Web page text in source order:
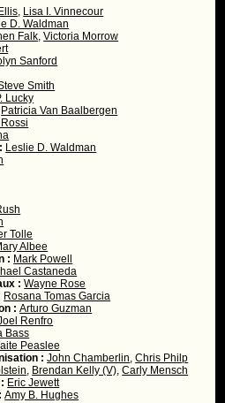
, Lisa I. Vinnecour
D. Waldman
Falk,Victoria Morrow
Sanford
Smith
Lucky
Patricia Van Baalbergen
Leslie D. Waldman
Tolle
Albee
: Mark Powell
Castaneda
:Wayne Rose
Rosana Tomas Garcia
:Arturo Guzman
Renfro
Bass
Peaslee
:John Chamberlin,Chris Philp
, Brendan Kelly (V),Carly Mensch
Eric Jewett
Amy B. Hughes